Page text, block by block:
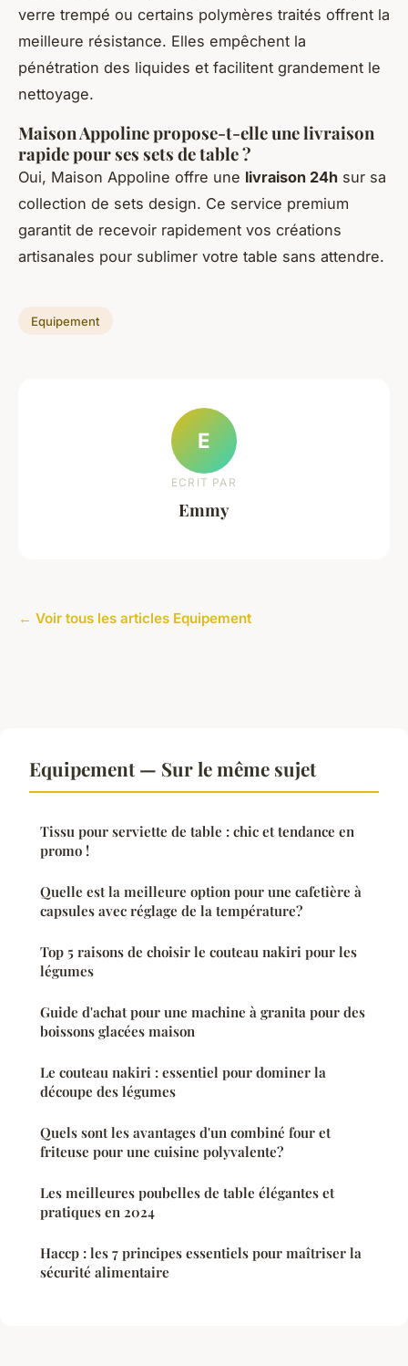
verre trempé ou certains polymères traités offrent la
meilleure résistance. Elles empêchent la
pénétration des liquides et facilitent grandement le
nettoyage.
Maison Appoline propose-t-elle une livraison
rapide pour ses sets de table ?
Oui, Maison Appoline offre une livraison 24h sur sa
collection de sets design. Ce service premium
garantit de recevoir rapidement vos créations
artisanales pour sublimer votre table sans attendre.
Equipement
E
ECRIT PAR
Emmy
← Voir tous les articles Equipement
Equipement — Sur le même sujet
Tissu pour serviette de table : chic et tendance en
promo !
Quelle est la meilleure option pour une cafetière à
capsules avec réglage de la température?
Top 5 raisons de choisir le couteau nakiri pour les
légumes
Guide d'achat pour une machine à granita pour des
boissons glacées maison
Le couteau nakiri : essentiel pour dominer la
découpe des légumes
Quels sont les avantages d'un combiné four et
friteuse pour une cuisine polyvalente?
Les meilleures poubelles de table élégantes et
pratiques en 2024
Haccp : les 7 principes essentiels pour maîtriser la
sécurité alimentaire